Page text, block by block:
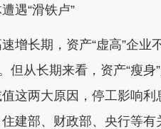
遇“滑铁卢”
长期，资产“虚高”企业
但从长期来看，资产“瘦
这两大原因，停工影响
建部、财政部、央行等